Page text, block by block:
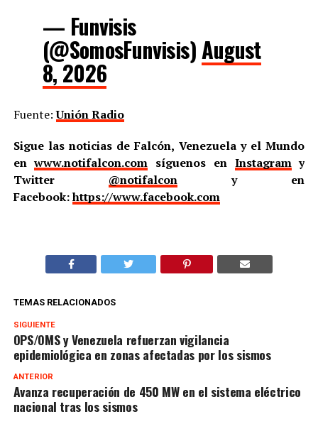
— Funvisis
(@SomosFunvisis)August
8, 2026
Fuente:Unión Radio
Sigue las noticias de Falcón, Venezuela y el Mundo
enwww.notifalcon.com síguenos en Instagramy
Twitter @notifalcony en
Facebook:https://www.facebook.com
TEMAS RELACIONADOS
SIGUIENTE
OPS/OMS y Venezuela refuerzan vigilancia
epidemiológica en zonas afectadas por los sismos
ANTERIOR
Avanza recuperación de 450 MW en el sistema eléctrico
nacional tras los sismos